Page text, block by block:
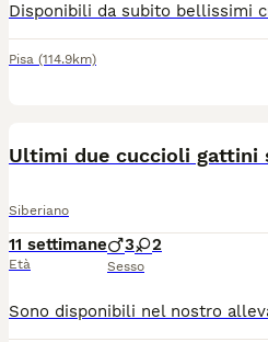
Pisa (114.9km)
Siberiano
11 settimane
Età
3 2
Sesso